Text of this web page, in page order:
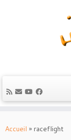
auAccueil » raceflight